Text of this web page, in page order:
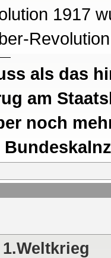
1917
als das
am
noch